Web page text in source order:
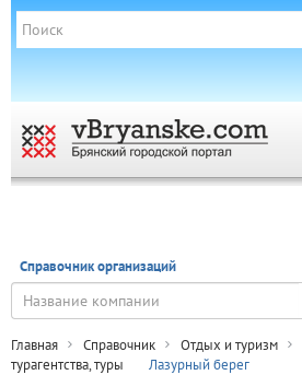
Справочник организаций
Главная Справочник Отдых и туризм
турагентства, туры
Лазурный берег